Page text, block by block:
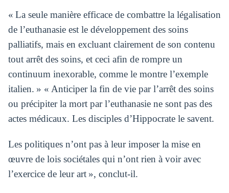
« La seule manière efficace de combattre la légalisation
de l’euthanasie est le développement des soins
palliatifs, mais en excluant clairement de son contenu
tout arrêt des soins, et ceci afin de rompre un
continuum inexorable, comme le montre l’exemple
italien. » « Anticiper la fin de vie par l’arrêt des soins
ou précipiter la mort par l’euthanasie ne sont pas des
actes médicaux. Les disciples d’Hippocrate le savent.
Les politiques n’ont pas à leur imposer la mise en
œuvre de lois sociétales qui n’ont rien à voir avec
l’exercice de leur art », conclut-il.